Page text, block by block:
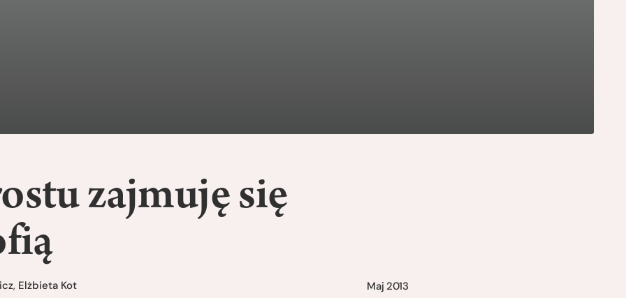
zajmuję się
, Elżbieta Kot Maj 2013